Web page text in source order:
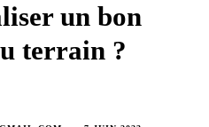
un bon
terrain ?